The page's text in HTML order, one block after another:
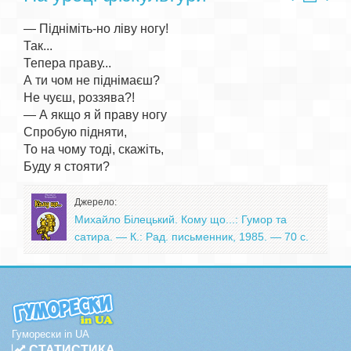
— Підніміть-но ліву ногу!
Так...
Тепера праву...
А ти чом не піднімаєш?
Не чуєш, роззява?!
— А якщо я й праву ногу
Спробую підняти,
То на чому тоді, скажіть,
Джерело:
Михайло Білецький. Кому що...: Гумор та
сатира. — К.: Рад. письменник, 1985. — 70 с.
Гуморески in UA